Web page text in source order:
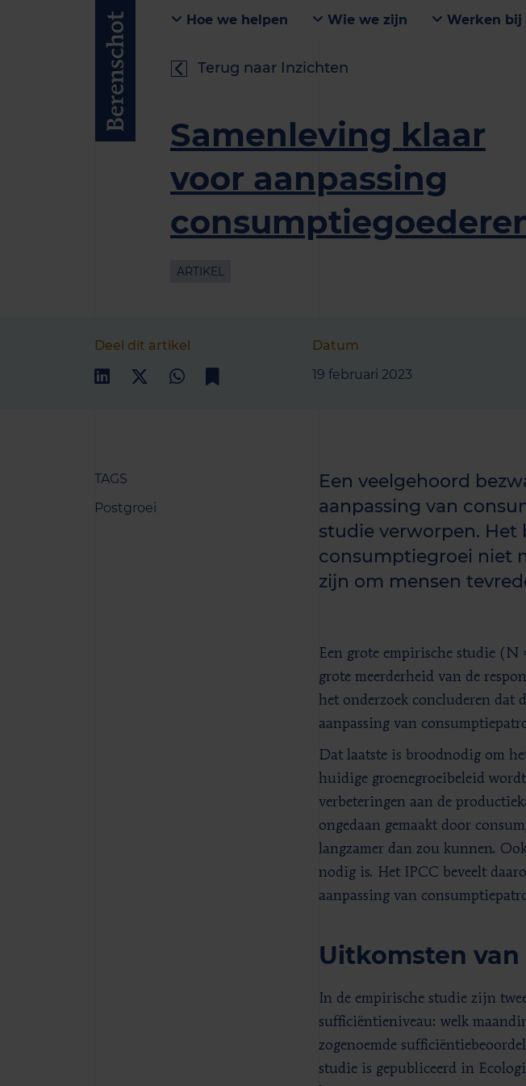
Hoe we helpen Wie we zijn Werken bij
Terug naar Inzichten
Samenleving klaar
voor aanpassing
ARTIKEL
Deel dit artikel
Datum
19 februari 2023
TAGS
Postgroei
Een veelgehoord
aanpassing van
studie verworpen. Het
consumptiegroei niet
zijn om mensen
Een grote empirische studie (N
grote meerderheid van de
het onderzoek concluderen dat
aanpassing van
Dat laatste is broodnodig om
huidige groenegroeibeleid
verbeteringen aan de
ongedaan gemaakt door
langzamer dan zou kunnen.
nodig is. Het IPCC beveelt
aanpassing van
Uitkomsten
In de empirische studie zijn
sufficiëntieniveau: welk
zogenoemde
studie is gepubliceerd in